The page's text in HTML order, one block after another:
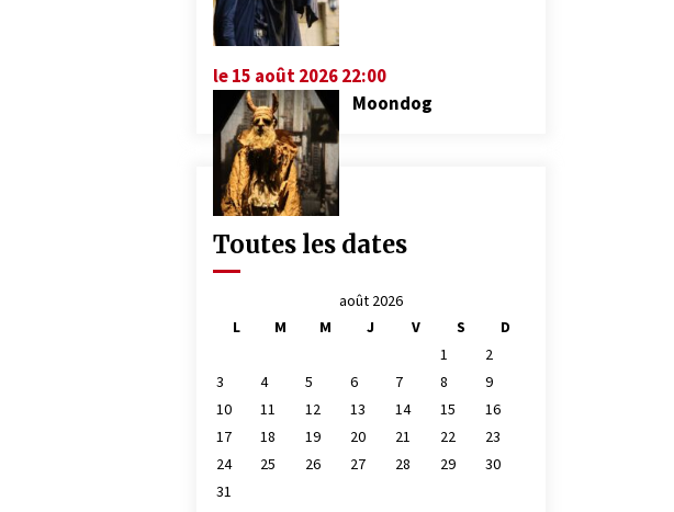
le 15 août 2026 22:00
Moondog
Toutes les dates
août 2026
L
M M J V S
D
1
2
3
4 5 6 7 8
9
10
11 12 13 14 15
16
17
18 19 20 21 22
23
24
25 26 27 28 29
30
31